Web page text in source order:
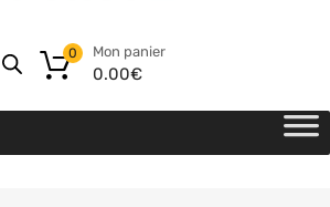
Mon panier
0.00€
0